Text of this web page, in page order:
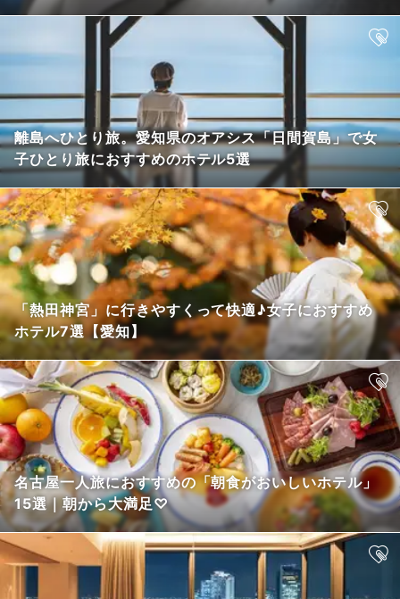
離島へひとり旅。愛知県のオアシス「日間賀島」で女
子ひとり旅におすすめのホテル5選
「熱田神宮」に行きやすくって快適♪女子におすすめ
ホテル7選【愛知】
名古屋一人旅におすすめの「朝食がおいしいホテル」
15選｜朝から大満足♡